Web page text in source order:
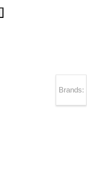
Brands: